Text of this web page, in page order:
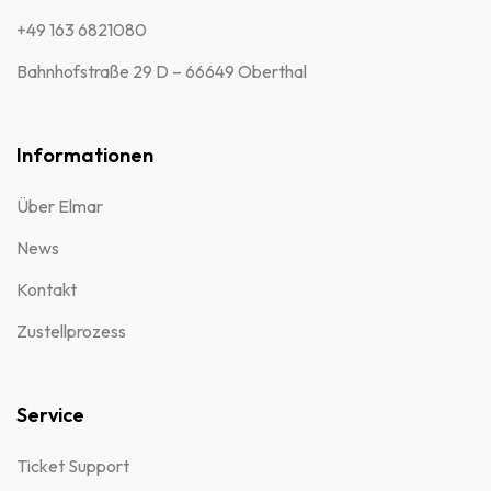
+49 163 6821080
Bahnhofstraße 29 D – 66649 Oberthal
Informationen
Über Elmar
News
Kontakt
Zustellprozess
Service
Ticket Support